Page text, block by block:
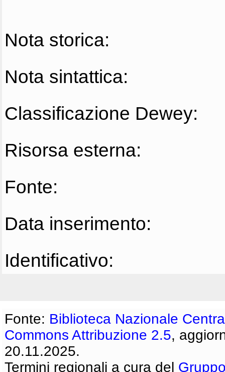
Nota storica:
Nota sintattica:
Classificazione Dewey:
Risorsa esterna:
Fonte:
Data inserimento:
Identificativo:
Fonte: Biblioteca Nazionale
Commons Attribuzione 2.5,
20.11.2025.
Termini regionali a cura del